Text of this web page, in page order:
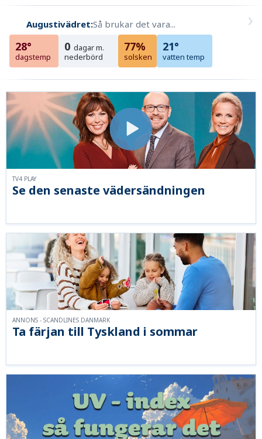
Augustivädret:Så brukar det vara...
28°
dagstemp
0 dagar m.
nederbörd
77%
solsken
21°
vatten temp
Se den senaste vädersändningen
TV4 PLAY
Ta färjan till Tyskland i sommar
ANNONS - SCANDLINES DANMARK